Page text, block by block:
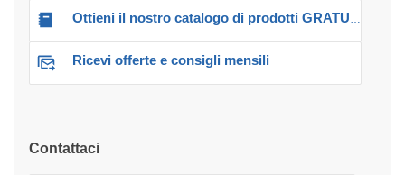
Ottieni il nostro catalogo di prodotti GRATUITO!
Ricevi offerte e consigli mensili
Contattaci